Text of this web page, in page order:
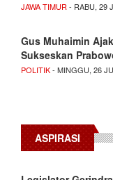
JAWA TIMUR - RABU, 29
Gus Muhaimin
Sukseskan
POLITIK- MINGGU, 26
ASPIRASI